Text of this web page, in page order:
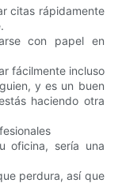
citas rápidamente
con papel en
fácilmente incluso
y es un buen
haciendo otra
oficina, sería una
perdura, así que